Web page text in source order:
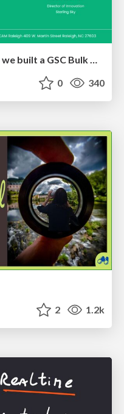
Noah Learner - AI + Me: how we built a GSC Bulk Export data pipeline
0 340
2 1.2k